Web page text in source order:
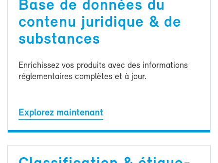
Base de don­nées du
conte­nu ju­ri­dique & de
sub­stances
En­ri­chis­sez vos pro­duits avec des in­for­ma­tions
ré­gle­men­taires com­plètes et à jour.
Ex­plo­rez main­te­nant